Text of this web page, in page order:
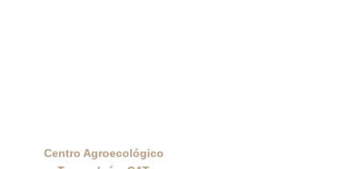
Centro Agroecológico